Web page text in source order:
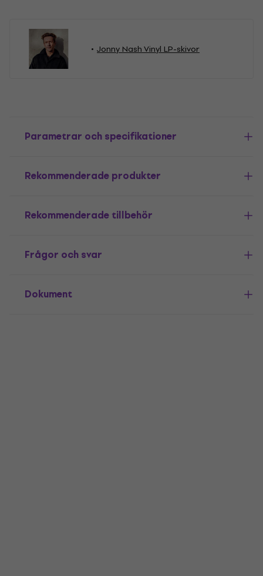
Jonny Nash Vinyl LP-skivor
Parametrar och specifikationer
Rekommenderade produkter
Rekommenderade tillbehör
Frågor och svar
Dokument